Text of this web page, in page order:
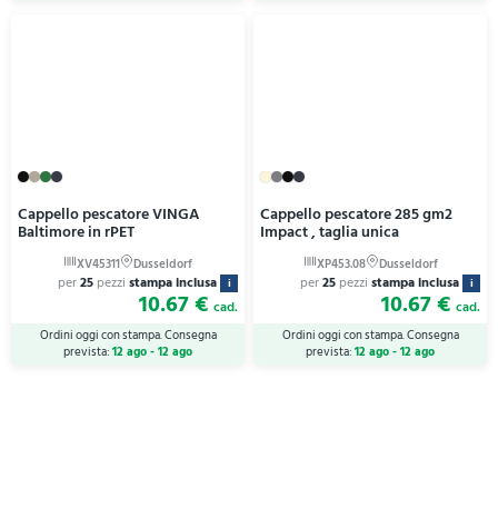
Cappello pescatore VINGA
Baltimore in rPET
per25 pezzi stampa inclusa i
10.67 € cad.
Ordini oggi con stampa. Consegna
prevista:12 ago - 12 ago
Cappello pescatore 285 gm2
Impact , taglia unica
per25 pezzi stampa inclusa i
10.67 € cad.
Ordini oggi con stampa. Consegna
prevista:12 ago - 12 ago